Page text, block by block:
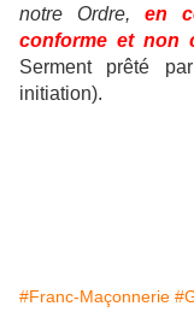
notre Ordre,en
conforme et
Serment prêté
initiation).
#Franc-Maçonnerie